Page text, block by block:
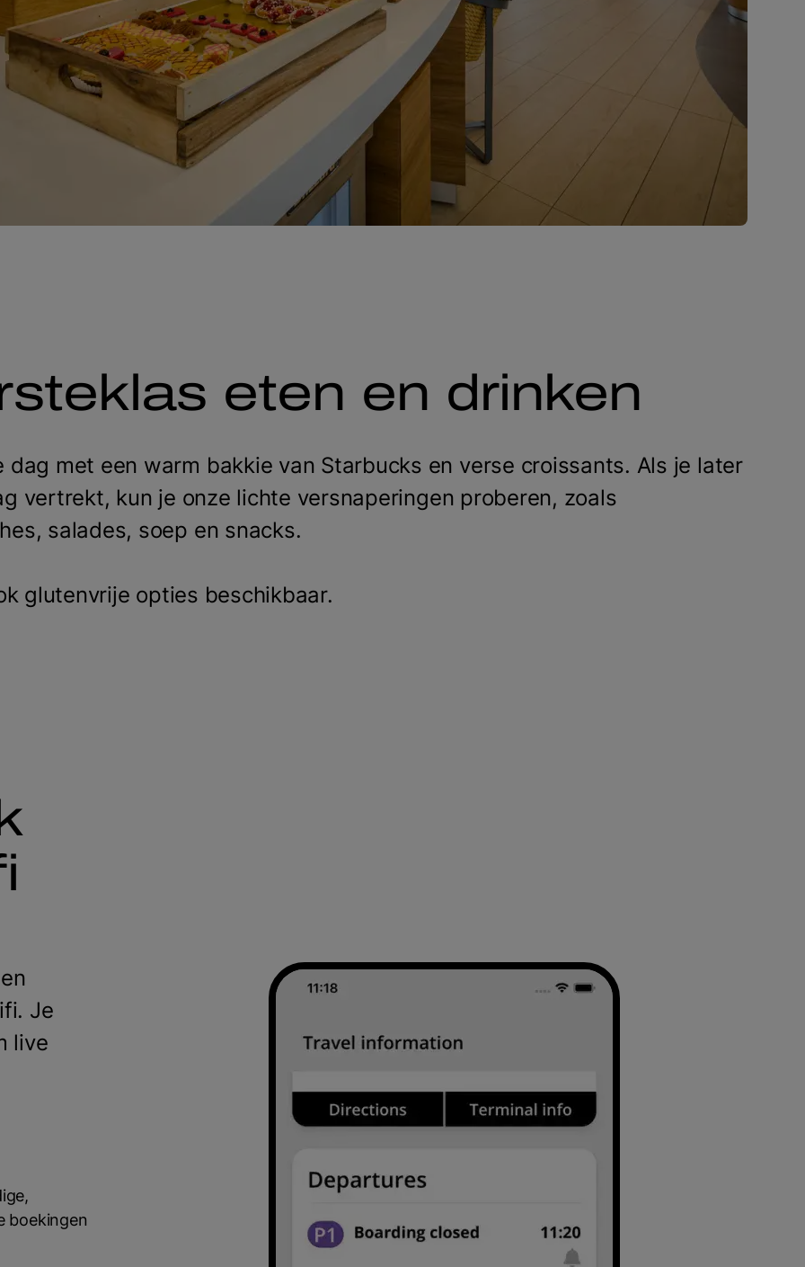
eten en drinken
dag met een warm bakkie van Starbucks en verse croissants. Als je later
vertrekt, kun je onze lichte versnaperingen proberen, zoals
salades, soep en snacks.
glutenvrije opties beschikbaar.
Je
live
boekingen